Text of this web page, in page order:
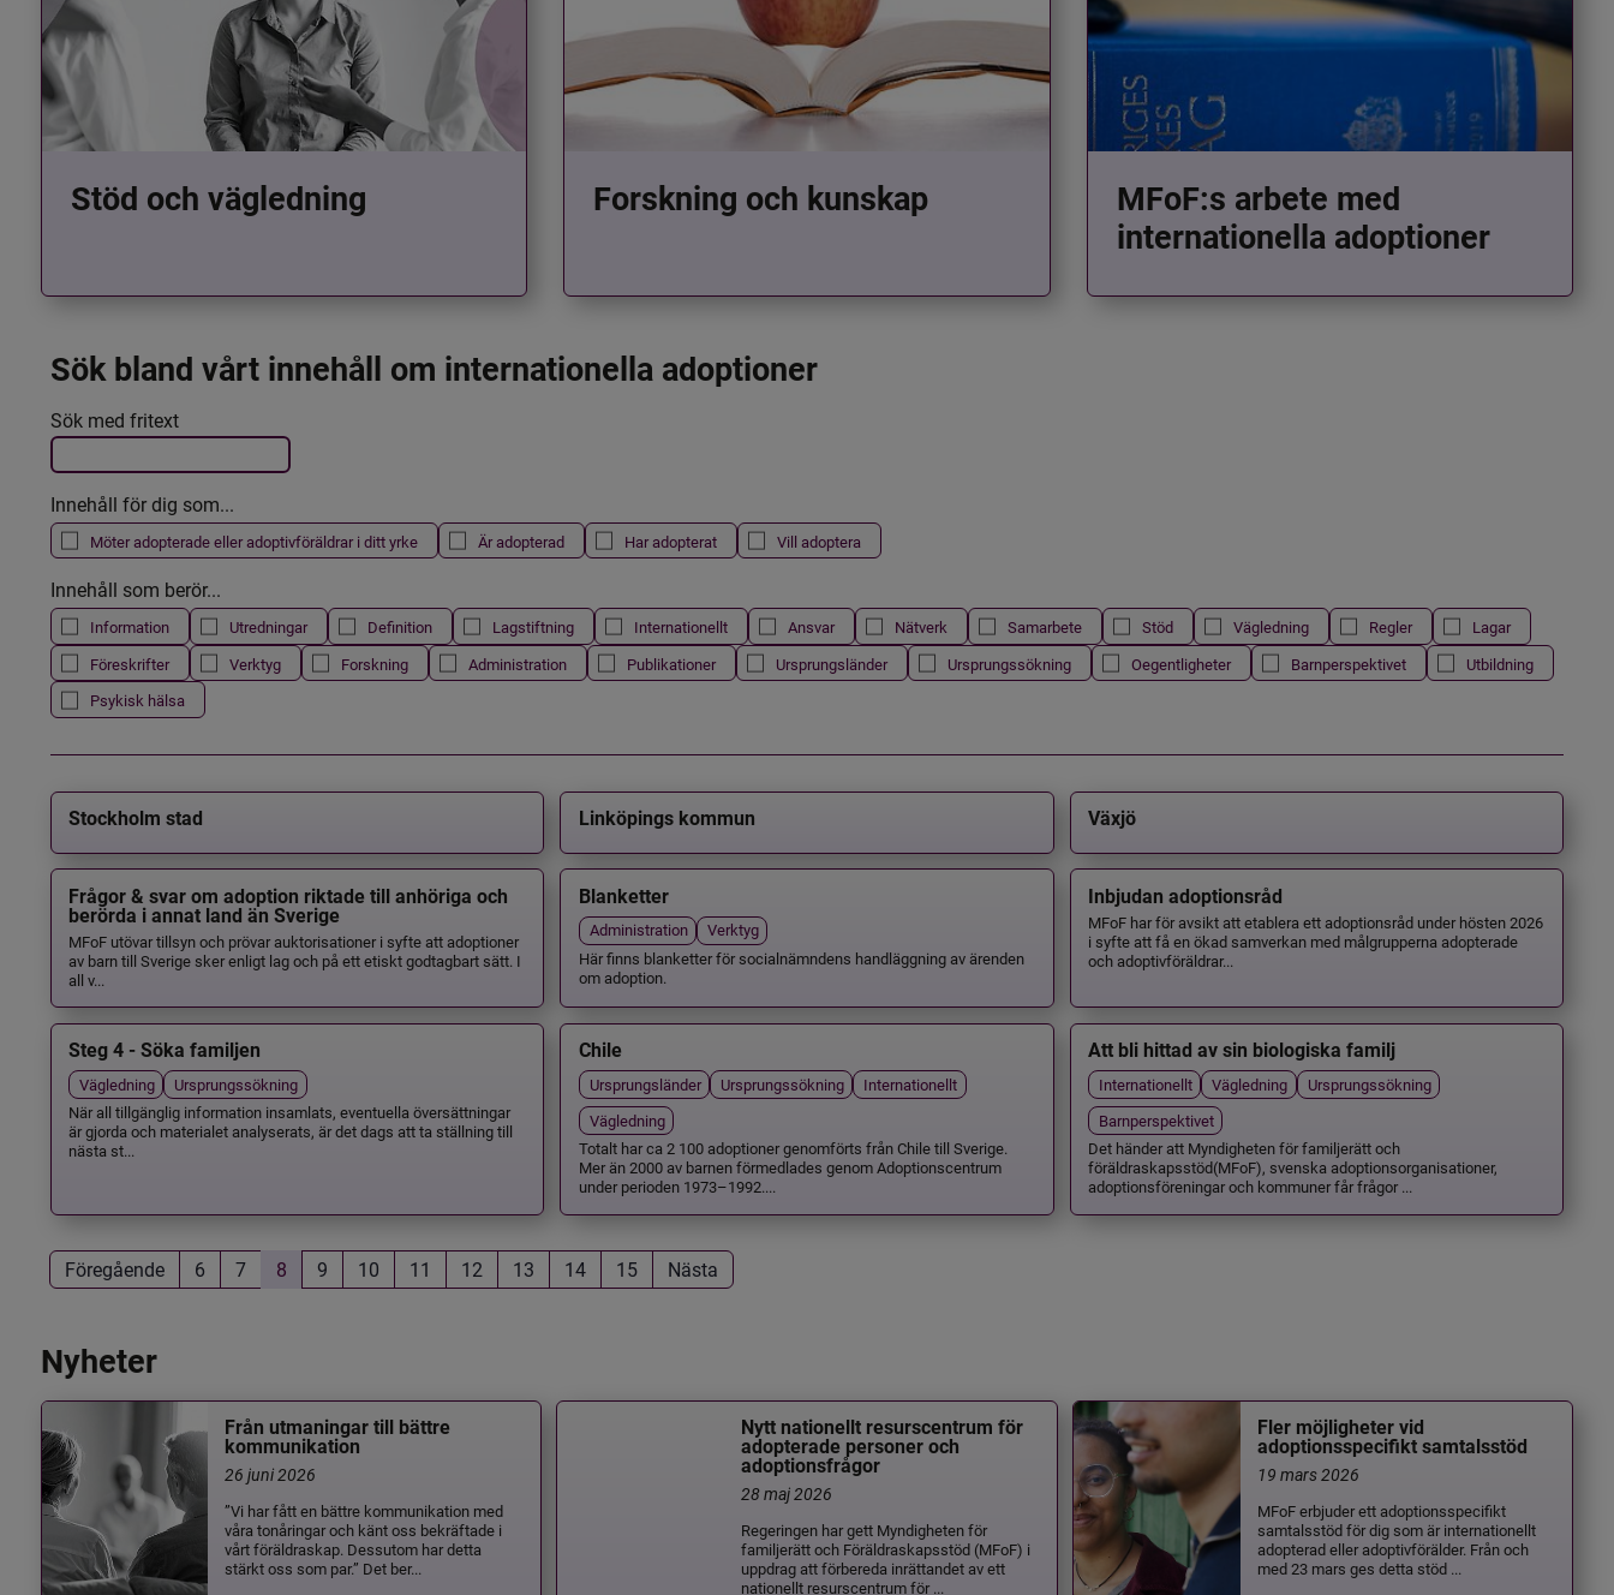
Stöd och vägledning Forskning och kunskap
MFoF:s arbete med
internationella adoptioner
Sök bland vårt innehåll om internationella adoptioner
Filtrera resultatet
Det här formuläret postas automatiskt
Sök med fritext
Innehåll för dig som...
Möter adopterade eller adoptivföräldrar i ditt yrke Är adopterad Har adopterat Vill adoptera
Innehåll som berör...
Information Utredningar Definition Lagstiftning Internationellt Ansvar Nätverk Samarbete Stöd Vägledning Regler
Lagar
Föreskrifter
Verktyg Forskning Administration Publikationer Ursprungsländer Ursprungssökning Oegentligheter Barnperspektivet
Utbildning
Psykisk hälsa
Stockholm stad Linköpings kommun Växjö
Frågor & svar om adoption riktade till anhöriga och
berörda i annat land än Sverige
MFoF utövar tillsyn och prövar auktorisationer i syfte att adoptioner
av barn till Sverige sker enligt lag och på ett etiskt godtagbart sätt. I
all v...
Blanketter
Administration
Verktyg
Här finns blanketter för socialnämndens handläggning av ärenden
om adoption.
Inbjudan adoptionsråd
MFoF har för avsikt att etablera ett adoptionsråd under hösten 2026
i syfte att få en ökad samverkan med målgrupperna adopterade
och adoptivföräldrar...
Steg 4 - Söka familjen
Vägledning
Ursprungssökning
När all tillgänglig information insamlats, eventuella översättningar
är gjorda och materialet analyserats, är det dags att ta ställning till
nästa st...
Chile
Ursprungsländer Ursprungssökning
Internationellt
Vägledning
Totalt har ca 2 100 adoptioner genomförts från Chile till Sverige.
Mer än 2000 av barnen förmedlades genom Adoptionscentrum
under perioden 1973–1992....
Att bli hittad av sin biologiska familj
Internationellt Vägledning
Ursprungssökning
Barnperspektivet
Det händer att Myndigheten för familjerätt och
föräldraskapsstöd(MFoF), svenska adoptionsorganisationer,
adoptionsföreningar och kommuner får frågor ...
Föregående 6 7 8 9 10 11 12 13 14 15 Nästa
Nyheter
Från utmaningar till bättre
kommunikation
26 juni 2026
”Vi har fått en bättre kommunikation med
våra tonåringar och känt oss bekräftade i
vårt föräldraskap. Dessutom har detta
stärkt oss som par.” Det ber...
Nytt nationellt resurscentrum för
adopterade personer och
adoptionsfrågor
28 maj 2026
Regeringen har gett Myndigheten för
familjerätt och Föräldraskapsstöd (MFoF) i
uppdrag att förbereda inrättandet av ett
nationellt resurscentrum för ...
Fler möjligheter vid
adoptionsspecifikt samtalsstöd
19 mars 2026
MFoF erbjuder ett adoptionsspecifikt
samtalsstöd för dig som är internationellt
adopterad eller adoptivförälder. Från och
med 23 mars ges detta stöd ...